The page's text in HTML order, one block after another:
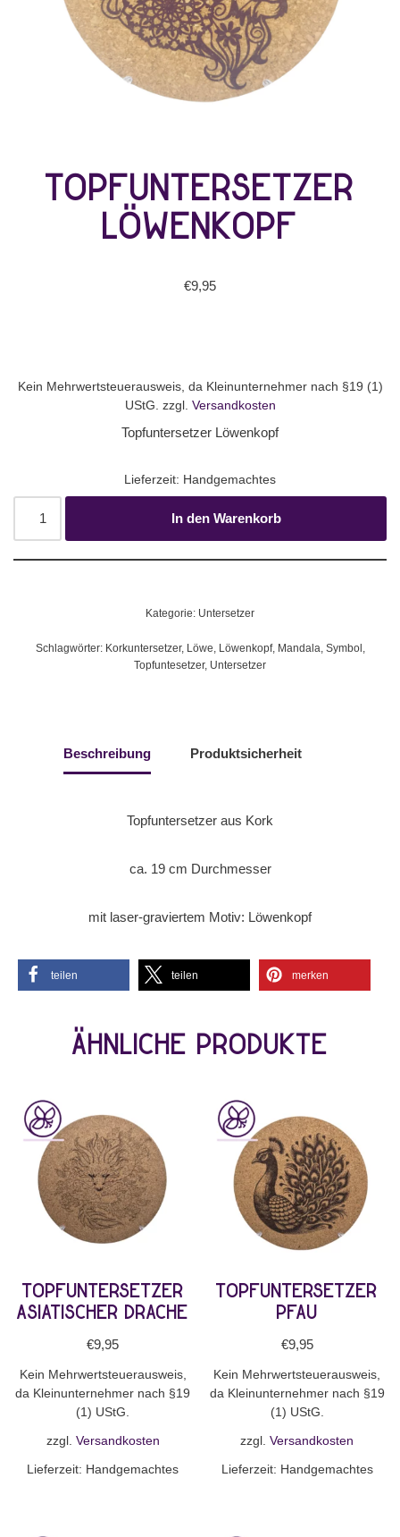
Topfuntersetzer
Löwenkopf
€9,95
Kein Mehrwertsteuerausweis, da Kleinunternehmer nach §19 (1)
UStG. zzgl. Versandkosten
Topfuntersetzer Löwenkopf
Lieferzeit: Handgemachtes
In den Warenkorb
Kategorie: Untersetzer
Schlagwörter: Korkuntersetzer, Löwe Löwenkopf, Mandala Symbol
Topfuntesetzer, Untersetzer
Beschreibung Produktsicherheit
Topfuntersetzer aus Kork
ca. 19 cm Durchmesser
mit laser-graviertem Motiv: Löwenkopf
teilen teilen merken
Ähnliche Produkte
Topfuntersetzer
Asiatischer Drache
€9,95
Kein Mehrwertsteuerausweis,
da Kleinunternehmer nach §19
(1) UStG.
zzgl. Versandkosten
Lieferzeit: Handgemachtes
Topfuntersetzer
Pfau
€9,95
Kein Mehrwertsteuerausweis,
da Kleinunternehmer nach §19
(1) UStG.
zzgl.Versandkosten
Lieferzeit: Handgemachtes